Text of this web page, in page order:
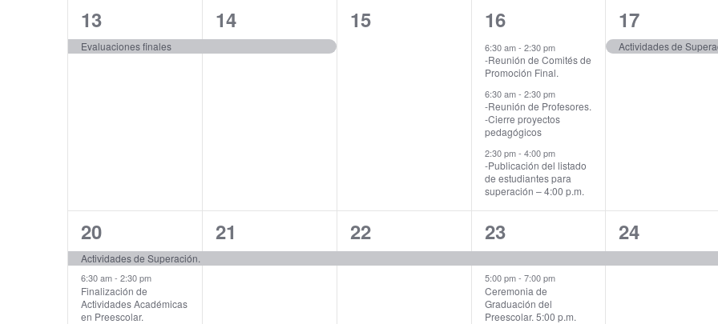
1
event,
13
Evaluaciones finales
1
event,
14
0
15
3
events,
16
6:30 am- 2:30 pm
-Reunión de Comités de
Promoción Final.
6:30 am- 2:30 pm
-Reunión de Profesores.
-Cierre proyectos
pedagógicos
2:30 pm- 4:00 pm
-Publicación del listado
de estudiantes para
superación – 4:00 p.m.
1
event,
17
Actividades de
2
events,
20
Actividades de Superación.
6:30 am- 2:30 pm
Finalización de
Actividades Académicas
en Preescolar.
1
event,
21
1
event,
22
2
events,
23
5:00 pm- 7:00 pm
Ceremonia de
Graduación del
Preescolar. 5:00 p.m.
1
event,
24